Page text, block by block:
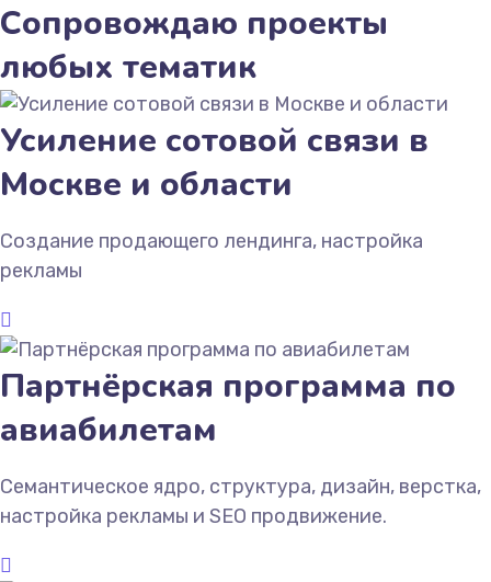
Сопровождаю проекты
любых тематик
Усиление сотовой связи в
Москве и области
Создание продающего лендинга, настройка
рекламы
Партнёрская программа по
авиабилетам
Семантическое ядро, структура, дизайн, верстка,
настройка рекламы и SEO продвижение.